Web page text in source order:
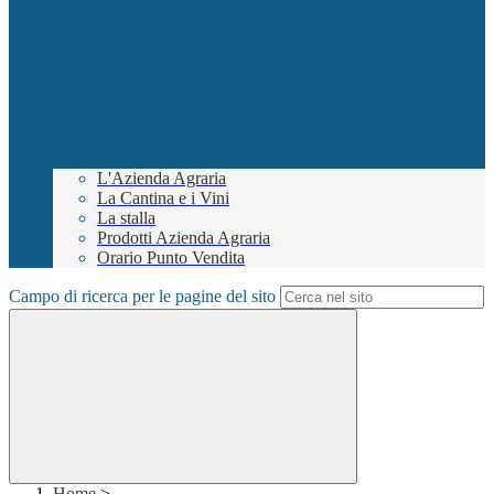
L'Azienda Agraria
La Cantina e i Vini
La stalla
Prodotti Azienda Agraria
Orario Punto Vendita
Campo di ricerca per le pagine del sito